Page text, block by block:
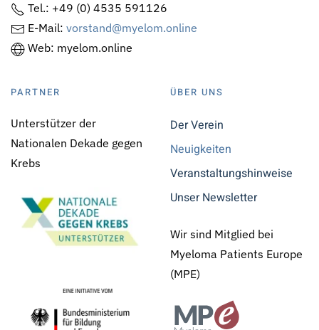
Tel.: +49 (0) 4535 591126
E-Mail: vorstand@myelom.online
Web: myelom.online
PARTNER
Unterstützer der
Nationalen Dekade gegen
Krebs
ÜBER UNS
Der Verein
Neuigkeiten
Veranstaltungshinweise
Unser Newsletter
Wir sind Mitglied bei
Myeloma Patients Europe
(MPE)